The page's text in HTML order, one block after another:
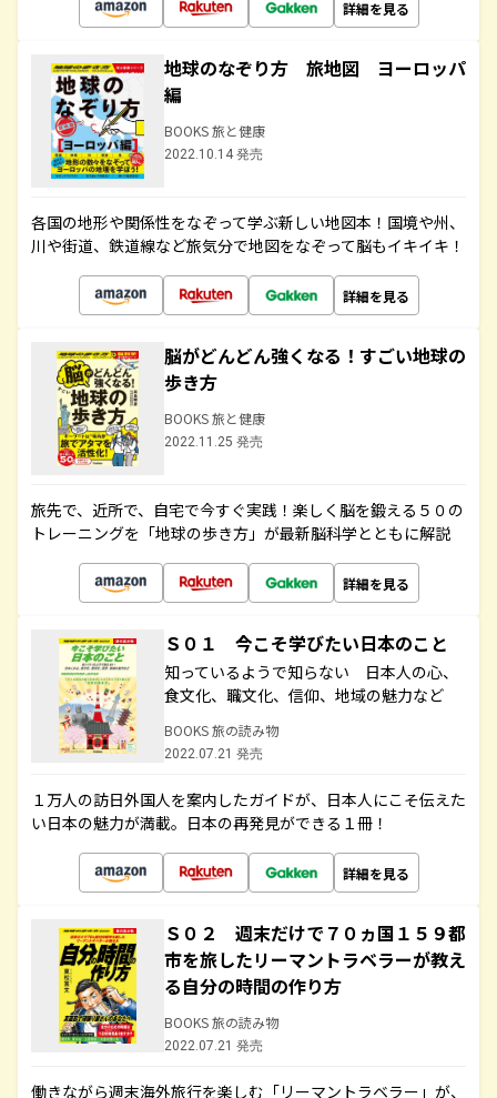
詳細を見る
地球のなぞり方 旅地図 ヨーロッパ
編
BOOKS 旅と健康
2022.10.14 発売
各国の地形や関係性をなぞって学ぶ新しい地図本！国境や州、
川や街道、鉄道線など旅気分で地図をなぞって脳もイキイキ！
詳細を見る
脳がどんどん強くなる！すごい地球の
歩き方
BOOKS 旅と健康
2022.11.25 発売
旅先で、近所で、自宅で今すぐ実践！楽しく脳を鍛える５０の
トレーニングを「地球の歩き方」が最新脳科学とともに解説
詳細を見る
Ｓ０１ 今こそ学びたい日本のこと
知っているようで知らない 日本人の心、
食文化、職文化、信仰、地域の魅力など
BOOKS 旅の読み物
2022.07.21 発売
１万人の訪日外国人を案内したガイドが、日本人にこそ伝えた
い日本の魅力が満載。日本の再発見ができる１冊！
詳細を見る
Ｓ０２ 週末だけで７０ヵ国１５９都
市を旅したリーマントラベラーが教え
る自分の時間の作り方
BOOKS 旅の読み物
2022.07.21 発売
働きながら週末海外旅行を楽しむ「リーマントラベラー」が、